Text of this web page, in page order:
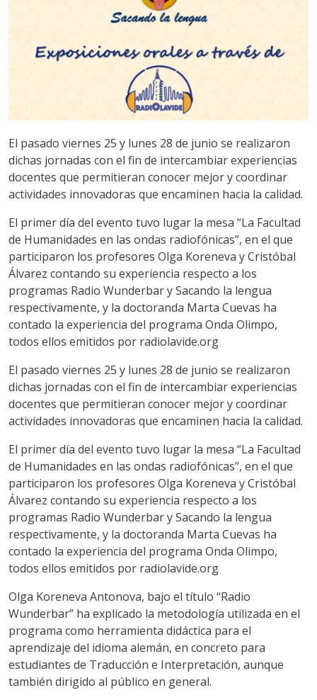
El pasado viernes 25 y lunes 28 de junio se realizaron
dichas jornadas con el fin de intercambiar experiencias
docentes que permitieran conocer mejor y coordinar
actividades innovadoras que encaminen hacia la calidad.
El primer día del evento tuvo lugar la mesa “La Facultad
de Humanidades en las ondas radiofónicas”, en el que
participaron los profesores Olga Koreneva y Cristóbal
Álvarez contando su experiencia respecto a los
programas Radio Wunderbar y Sacando la lengua
respectivamente, y la doctoranda Marta Cuevas ha
contado la experiencia del programa Onda Olimpo,
todos ellos emitidos por radiolavide.org
El pasado viernes 25 y lunes 28 de junio se realizaron
dichas jornadas con el fin de intercambiar experiencias
docentes que permitieran conocer mejor y coordinar
actividades innovadoras que encaminen hacia la calidad.
El primer día del evento tuvo lugar la mesa “La Facultad
de Humanidades en las ondas radiofónicas”, en el que
participaron los profesores Olga Koreneva y Cristóbal
Álvarez contando su experiencia respecto a los
programas Radio Wunderbar y Sacando la lengua
respectivamente, y la doctoranda Marta Cuevas ha
contado la experiencia del programa Onda Olimpo,
todos ellos emitidos por radiolavide.org
Olga Koreneva Antonova, bajo el título “Radio
Wunderbar” ha explicado la metodología utilizada en el
programa como herramienta didáctica para el
aprendizaje del idioma alemán, en concreto para
estudiantes de Traducción e Interpretación, aunque
también dirigido al público en general.